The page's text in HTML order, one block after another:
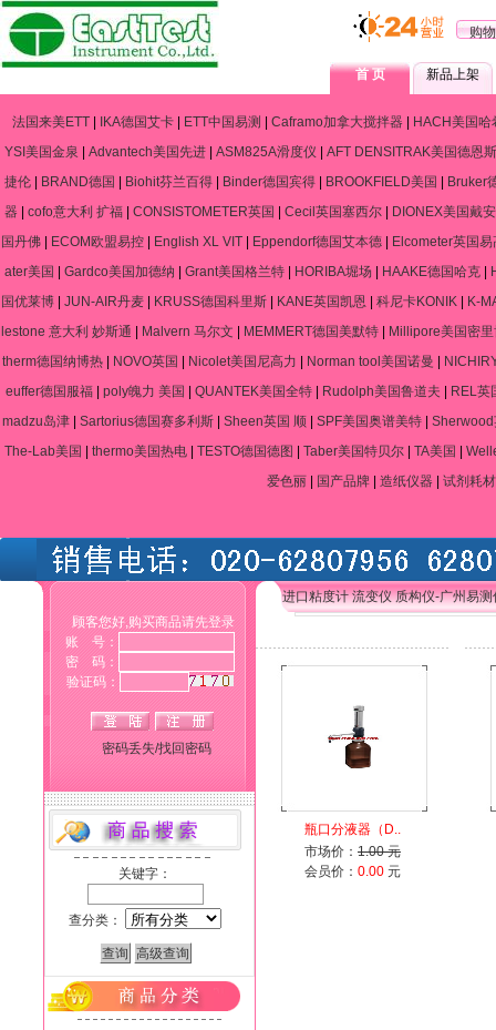
购
首 页 新品上架
法国来美ETT IKA德国艾卡 ETT中国易测 Caframo加拿大搅拌器
HACH美国哈
YSI美国金泉
Advantech美国先进| ASM825A滑度仪
AFT DENSITRAK美国德恩斯
捷伦| BRAND德国 Biohit芬兰百得| Binder德国宾得| BROOKFIELD美国
Bruker
器| cofo意大利 扩福| CONSISTOMETER英国 Cecil英国塞西尔| DIONEX美国戴安
国丹佛| ECOM欧盟易控| English XL VIT| Eppendorf德国艾本德|
Elcometer英国易
ater美国
Gardco美国加德纳 Grant美国格兰特| HORIBA堀场 HAAKE德国哈克|
国优莱博
JUN-AIR丹麦 KRUSS德国科里斯 KANE英国凯恩 科尼卡KONIK
K-
lestone 意大利 妙斯通
Malvern 马尔文 MEMMERT德国美默特
Millipore美国密
therm德国纳博热| NOVO英国 Nicolet美国尼高力 Norman tool美国诺曼
euffer德国服福| poly魄力 美国 QUANTEK美国全特| Rudolph美国鲁道夫
REL英
madzu岛津
Sartorius德国赛多利斯 Sheen英国 顺 SPF美国奥谱美特
The-Lab美国
thermo美国热电| TESTO德国德图 Taber美国特贝尔| TA美国
爱色丽| 国产品牌| 造纸仪器| 试剂耗材
顾客您好,购买商品请先登录
账 号：
密 码：
验证码：
密码丢失/找回密码
关键字：
查分类：
进口粘度计 流变仪 质构仪-广州易
瓶口分液器（D..
市场价： 1.00 元
会员价： 0.00 元